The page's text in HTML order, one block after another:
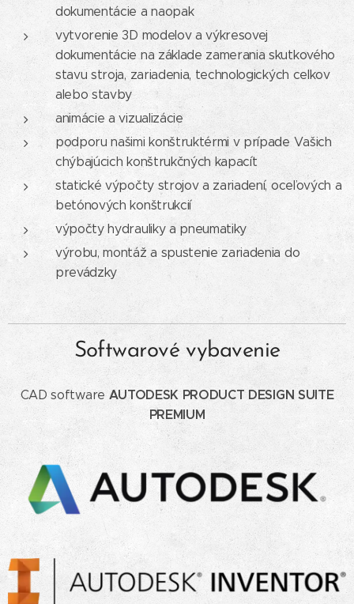
dokumentácie a naopak
vytvorenie 3D modelov a výkresovej
dokumentácie na základe zamerania skutkového
stavu stroja, zariadenia, technologických celkov
alebo stavby
animácie a vizualizácie
podporu našimi konštruktérmi v prípade Vašich
chýbajúcich konštrukčných kapacít
statické výpočty strojov a zariadení, oceľových a
betónových konštrukcií
výpočty hydrauliky a pneumatiky
výrobu, montáž a spustenie zariadenia do
prevádzky
Softwarové vybavenie
CAD software AUTODESK PRODUCT DESIGN SUITE
PREMIUM